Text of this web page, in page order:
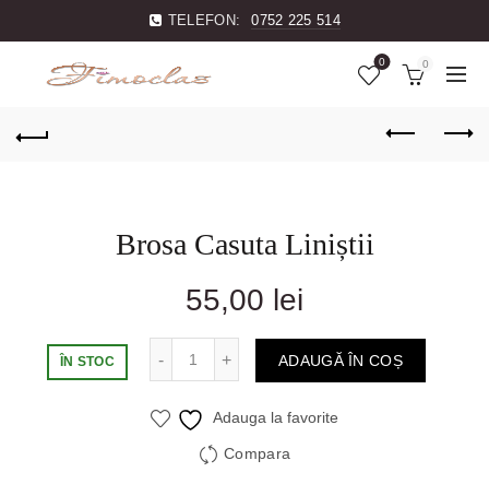
TELEFON: 0752 225 514
0 0
Brosa Casuta Liniștii
55,00 lei
ÎN STOC ADAUGĂ ÎN COȘ
Adauga la favorite
Compara